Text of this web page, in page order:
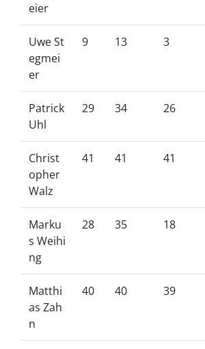
eier
Uwe St
egmei
er
9 13 3
Patrick
Uhl
29 34 26
Christ
opher
Walz
41 41 41
Marku
s Weihi
ng
28 35 18
Matthi
as Zah
n
40 40 39